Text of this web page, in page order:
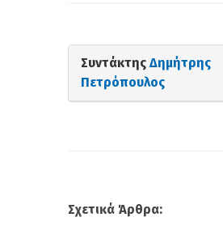
Συντάκτης Δημήτρης
Πετρόπουλος
Σχετικά Άρθρα: